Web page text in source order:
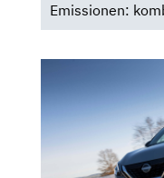
Emissionen: